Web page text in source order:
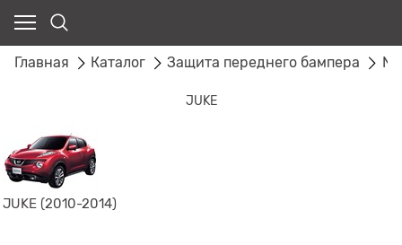
Главная Каталог Защита переднего бампера
JUKE
JUKE (2010-2014)